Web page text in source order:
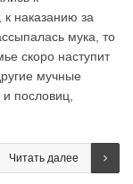
к наказанию за
мука, то
скоро наступит
мучные
пословиц,
Читать далее